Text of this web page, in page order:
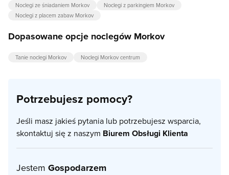
Noclegi ze śniadaniem Morkov
Noclegi z parkingiem Morkov
Noclegi z placem zabaw Morkov
Dopasowane opcje noclegów Morkov
Tanie noclegi Morkov Noclegi Morkov centrum
Potrzebujesz pomocy?
Jeśli masz jakieś pytania lub potrzebujesz wsparcia,
skontaktuj się z naszym Biurem Obsługi Klienta
Jestem Gospodarzem